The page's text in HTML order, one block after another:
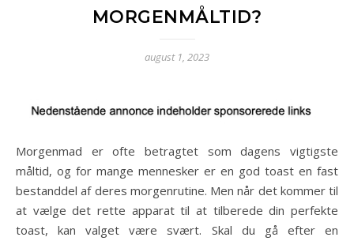
MORGENMÅLTID?
august 1, 2023
Morgenmad er ofte betragtet som dagens vigtigste
måltid, og for mange mennesker er en god toast en fast
bestanddel af deres morgenrutine. Men når det kommer til
at vælge det rette apparat til at tilberede din perfekte
toast, kan valget være svært. Skal du gå efter en